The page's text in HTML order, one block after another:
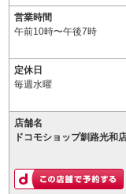
営業時間
午前10時〜午後7時
定休日
毎週水曜
店舗名
ドコモショップ釧路光和